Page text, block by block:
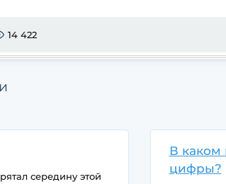
14 422
середину этой
В каком
цифры?